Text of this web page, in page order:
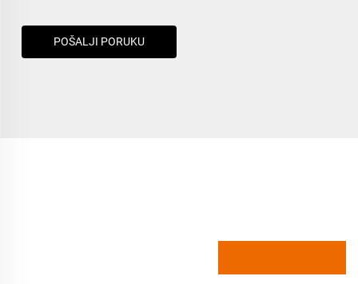
POŠALJI PORUKU